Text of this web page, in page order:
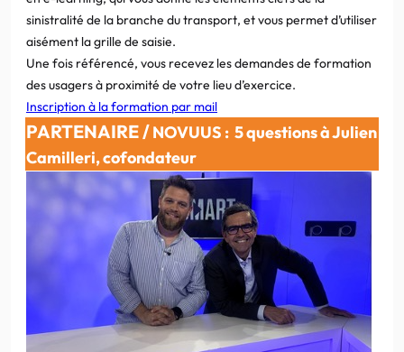
sinistralité de la branche du transport, et vous permet d’utiliser
aisément la grille de saisie.
Une fois référencé, vous recevez les demandes de formation
des usagers à proximité de votre lieu d’exercice.
Inscription à la formation par mail
PARTENAIRE /NOVUUS : 5 questions à Julien
Camilleri, cofondateur